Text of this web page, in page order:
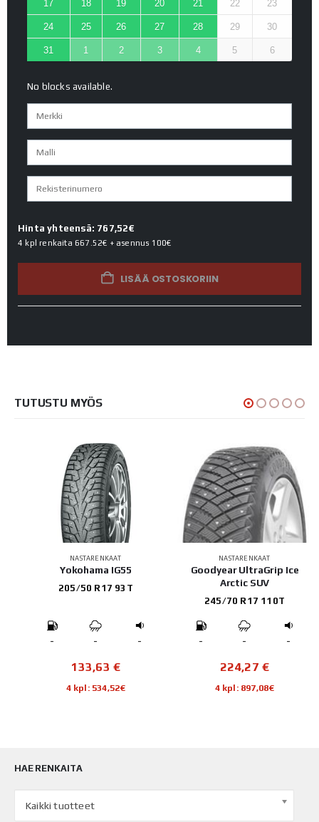
17 18 19 20 21 22 23
24 25 26 27 28 29 30
31 1 2 3 4 5 6
No blocks available.
Hinta yhteensä: 767,52€
4 kpl renkaita 667.52€ + asennus 100€
LISÄÄ OSTOSKORIIN
TUTUSTU MYÖS
NASTARENKAAT
Yokohama IG55
205/50 R17 93T
- - -
133,63€
4 kpl: 534,52€
NASTARENKAAT
Goodyear UltraGrip Ice
Arctic SUV
245/70 R17 110T
- - -
224,27€
4 kpl: 897,08€
HAE RENKAITA
Kaikki tuotteet